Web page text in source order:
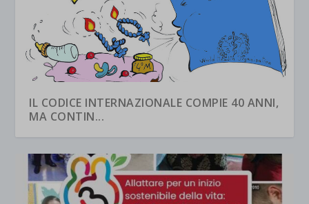
IL CODICE INTERNAZIONALE COMPIE 40 ANNI,
MA CONTIN...